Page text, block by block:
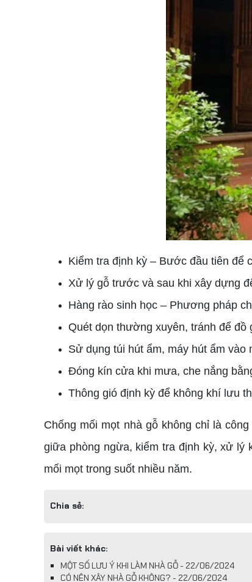
Kiểm tra định kỳ – Bước đầu tiên để
Xử lý gỗ trước và sau khi xây dựng
Hàng rào sinh học – Phương pháp
Quét dọn thường xuyên, tránh để
Sử dụng túi hút ẩm, máy hút ẩm vào
Đóng kín cửa khi mưa, che nắng
Thông gió định kỳ để không khí lưu
Chống mối mọt nhà gỗ không chỉ là
giữa phòng ngừa, kiểm tra định kỳ, xử lý
mối mọt trong suốt nhiều năm.​​​​​​​
Chia sẻ:
Bài viết khác:
MỘT SỐ LƯU Ý KHI LÀM NHÀ GỖ - 22/06/2024
CÓ NÊN XÂY NHÀ GỖ KHÔNG? - 22/06/2024